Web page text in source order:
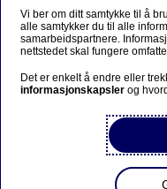
Drømmer du
Er du 33 år eller
Vi ber om ditt samtykke til å
alle samtykker du til alle
samarbeidspartnere.
nettstedet skal fungere
Det er enkelt å endre eller
informasjonskapsler og